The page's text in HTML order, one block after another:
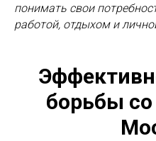
понимать свои
работой, отдыхом и
борьбы